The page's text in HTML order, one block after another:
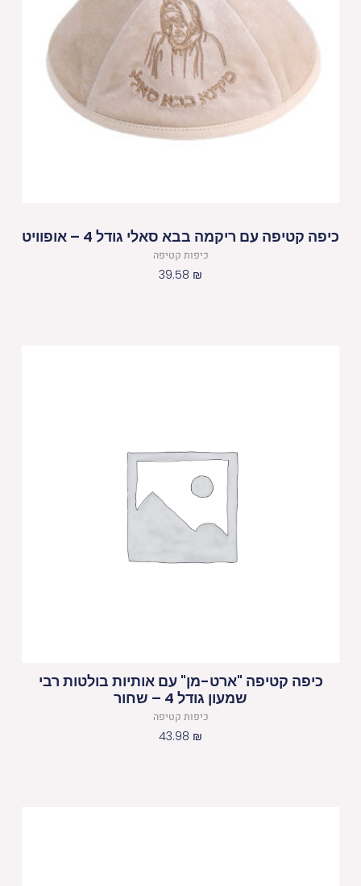
כיפה קטיפה עם ריקמה בבא סאלי גודל 4 – אופוויט
כיפות קטיפה
39.58 ₪
כיפה קטיפה "ארט-מן" עם אותיות בולטות רבי
שמעון גודל 4 – שחור
כיפות קטיפה
43.98 ₪